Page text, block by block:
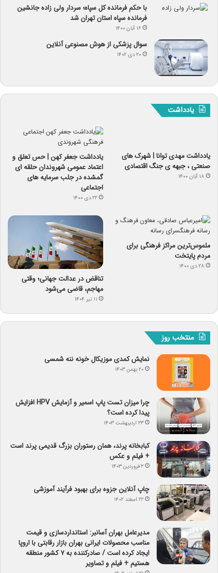
با حکم فرمانده کل سپاه؛ سردار ولی زاده جانشین
فرمانده سپاه استان تهران شد
۱۶ آبان ۱۴۰۰
سوال پزشکی از هوش مصنوعی آنلاین
۲۰ دی ۱۴۰۲
یادداشت
یادداشت مهدی توانا | شهرک های
صنعتی ، جبهه ی جنگ اقتصادی
۱۸ آبان ۱۴۰۰
یادداشت جعفر کهن | حس تعلق و
اعتماد عمومی شهروندان حلقه ای
گمشده در جلب سرمایه های
اجتماعی
۲۲ دی ۱۴۰۰
ملموس‌ترین مراکز فرهنگی برای
مردم پایتخت
۲۸ دی ۱۴۰۰
تناقض در عدالت جهانی؛ وقتی
مهاجم، قاضی می‌شود
۱۱ تیر ۱۴۰۴
منتخب روز
نمایش کمدی موزیکال خونه ننه شمسی
۲۰ بهمن ۱۴۰۳
چرا میزان تست پاپ اسمیر و آزمایش HPV افزایش
پیدا کرده است؟
۲۳ اردیبهشت ۱۴۰۳
کبابخانه پرند، همان رستوران بزرگ قدیمی پرند است
+ فیلم و عکس
۲ فروردین ۱۴۰۳
چاپ آنلاین جزوه برای بهبود فرآیند آموزشی
۲۲ اسفند ۱۴۰۲
مدیرعامل بهران آسانبر: استانداردسازی و قیمت
مناسب محصولات ایرانی بهران بازار رقابتی با اروپا
ایجاد کرده است / صادرکننده به ۷ کشور منطقه
هستیم + فیلم و تصاویر